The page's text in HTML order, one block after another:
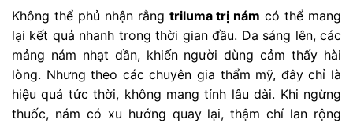
Không thể phủ nhận rằng triluma trị nám có thể mang
lại kết quả nhanh trong thời gian đầu. Da sáng lên, các
mảng nám nhạt dần, khiến người dùng cảm thấy hài
lòng. Nhưng theo các chuyên gia thẩm mỹ, đây chỉ là
hiệu quả tức thời, không mang tính lâu dài. Khi ngừng
thuốc, nám có xu hướng quay lại, thậm chí lan rộng